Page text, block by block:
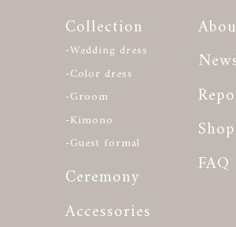
Collection
-Wedding dress
-Color dress
-Groom
-Kimono
-Guest formal
Ceremony
Accessories
FAQ